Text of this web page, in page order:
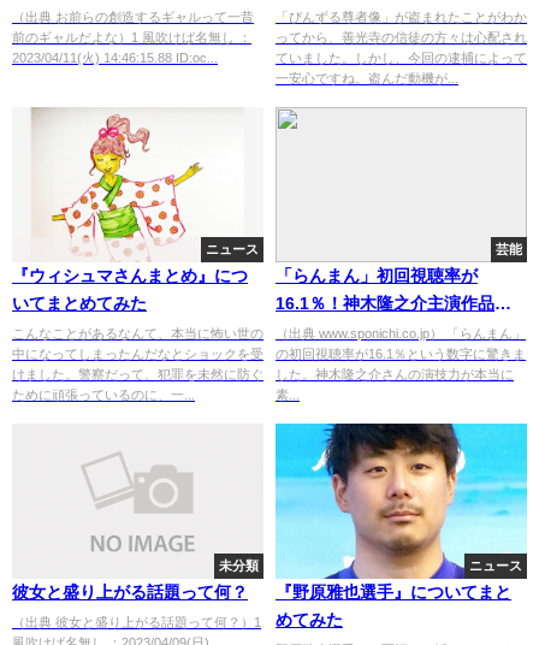
（出典 お前らの創造するギャルって一昔
前のギャルだよな）1 風吹けば名無し ：
2023/04/11(火) 14:46:15.88 ID:oc...
「びんずる尊者像」が盗まれたことがわか
ってから、善光寺の信徒の方々は心配され
ていました。しかし、今回の逮捕によって
一安心ですね。盗んだ動機が...
ニュース
『ウィシュマさんまとめ』につ
いてまとめてみた
こんなことがあるなんて、本当に怖い世の
中になってしまったんだなとショックを受
けました。警察だって、犯罪を未然に防ぐ
ために頑張っているのに、一...
芸能
「らんまん」初回視聴率が
16.1％！神木隆之介主演作品が
好調スタート！
（出典 www.sponichi.co.jp） 「らんまん」
の初回視聴率が16.1％という数字に驚きま
した。神木隆之介さんの演技力が本当に
素...
未分類
彼女と盛り上がる話題って何？
（出典 彼女と盛り上がる話題って何？）1
ニュース
『野原雅也選手』についてまと
めてみた